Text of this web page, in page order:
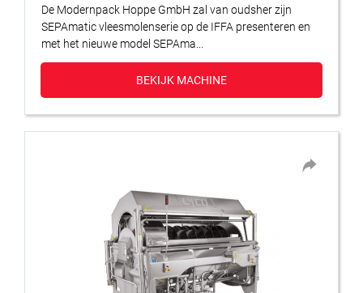
De Modernpack Hoppe GmbH zal van oudsher zijn
SEPAmatic vleesmolenserie op de IFFA presenteren en
met het nieuwe model SEPAma...
BEKIJK MACHINE